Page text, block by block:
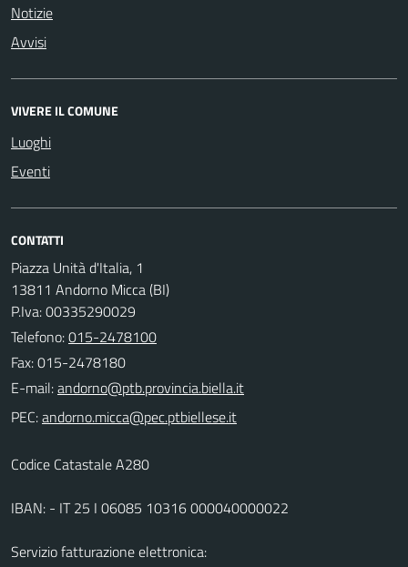
Notizie
Avvisi
VIVERE IL COMUNE
Luoghi
Eventi
CONTATTI
Piazza Unità d'Italia, 1
13811 Andorno Micca (BI)
P.Iva: 00335290029
Telefono:015-2478100
Fax: 015-2478180
E-mail:
PEC:
Codice Catastale A280
IBAN: - IT 25 I 06085 10316 000040000022
Servizio fatturazione elettronica: